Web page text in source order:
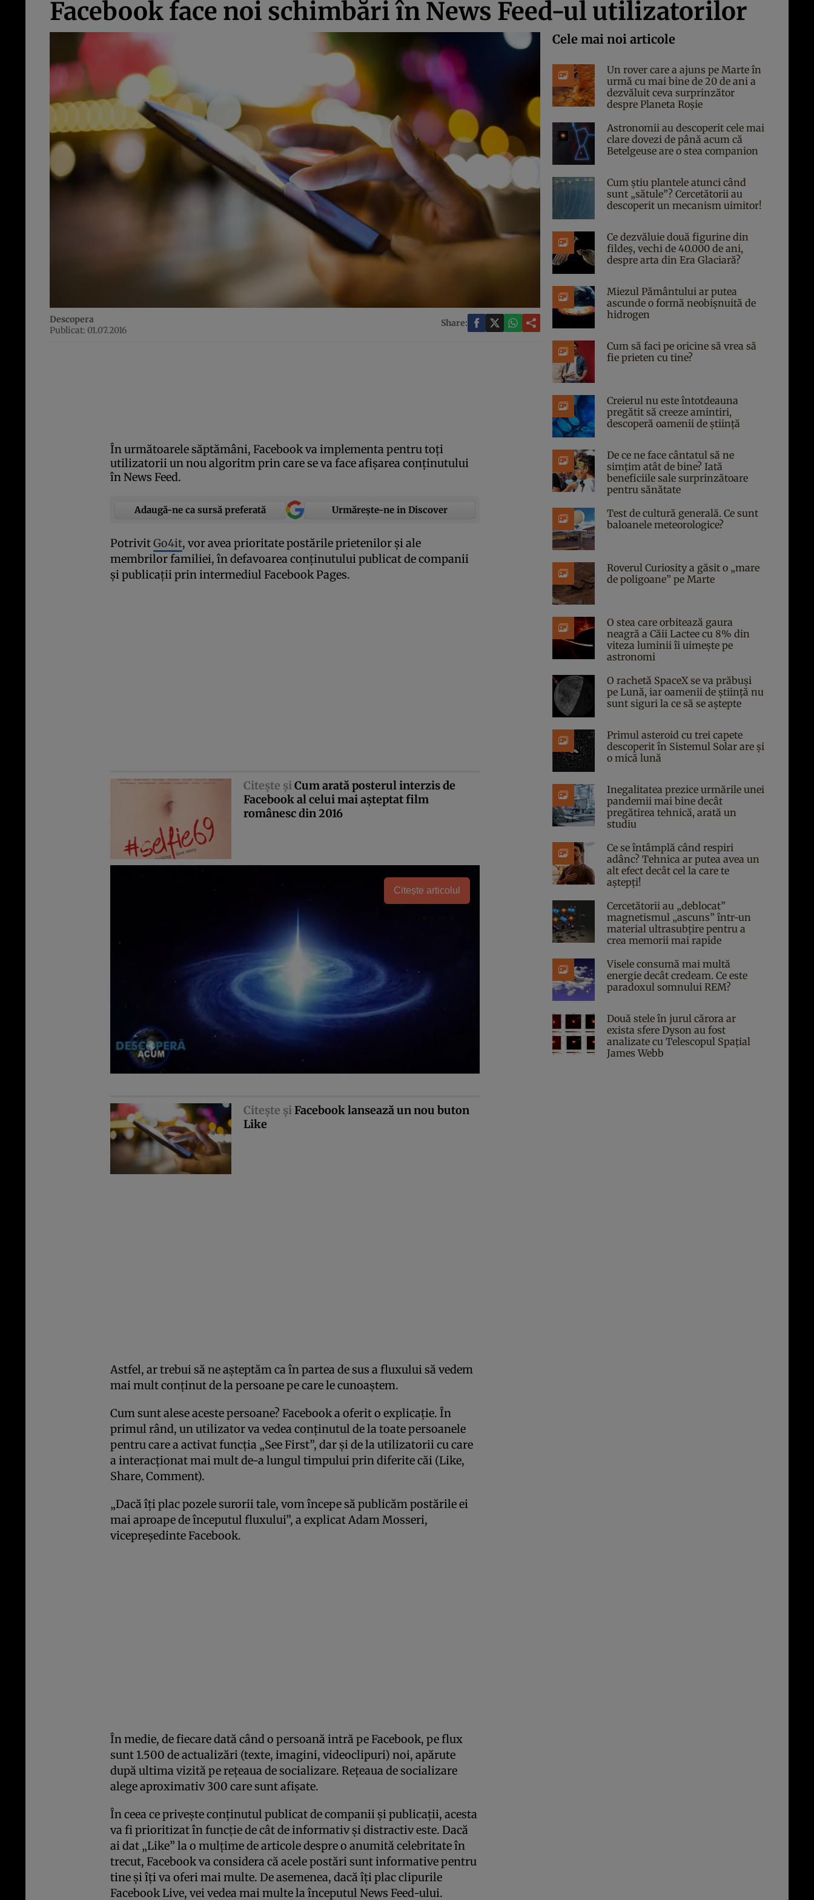
Facebook face noi schimbări în News Feed-ul utilizatorilor
Descopera
Publicat: 01.07.2016
Share:
În următoarele săptămâni, Facebook va implementa pentru toţi
utilizatorii un nou algoritm prin care se va face afişarea conţinutului
în News Feed.
Adaugă-ne ca sursă preferată Urmărește-ne in Discover
PotrivitGo4it, vor avea prioritate postările prietenilor şi ale
membrilor familiei, în defavoarea conţinutului publicat de companii
şi publicaţii prin intermediul Facebook Pages.
Citeşte şiCum arată posterul interzis de
Facebook al celui mai aşteptat film
românesc din 2016
Citește articolul
Citeşte şiFacebook lansează un nou buton
Like
Astfel, ar trebui să ne aşteptăm ca în partea de sus a fluxului să vedem
mai mult conţinut de la persoane pe care le cunoaştem.
Cum sunt alese aceste persoane? Facebook a oferit o explicaţie. În
primul rând, un utilizator va vedea conţinutul de la toate persoanele
pentru care a activat funcţia „See First”, dar şi de la utilizatorii cu care
a interacţionat mai mult de-a lungul timpului prin diferite căi (Like,
Share, Comment).
„Dacă îţi plac pozele surorii tale, vom începe să publicăm postările ei
mai aproape de începutul fluxului”, a explicat Adam Mosseri,
vicepreşedinte Facebook.
În medie, de fiecare dată când o persoană intră pe Facebook, pe flux
sunt 1.500 de actualizări (texte, imagini, videoclipuri) noi, apărute
după ultima vizită pe reţeaua de socializare. Reţeaua de socializare
alege aproximativ 300 care sunt afişate.
În ceea ce priveşte conţinutul publicat de companii şi publicaţii, acesta
va fi prioritizat în funcţie de cât de informativ şi distractiv este. Dacă
ai dat „Like” la o mulţime de articole despre o anumită celebritate în
trecut, Facebook va considera că acele postări sunt informative pentru
tine şi îţi va oferi mai multe. De asemenea, dacă îţi plac clipurile
Facebook Live, vei vedea mai multe la începutul News Feed-ului.
Cele mai noi articole
Un rover care a ajuns pe Marte în
urmă cu mai bine de 20 de ani a
dezvăluit ceva surprinzător
despre Planeta Roșie
Astronomii au descoperit cele mai
clare dovezi de până acum că
Betelgeuse are o stea companion
Cum știu plantele atunci când
sunt „sătule”? Cercetătorii au
descoperit un mecanism uimitor!
Ce dezvăluie două figurine din
fildeș, vechi de 40.000 de ani,
despre arta din Era Glaciară?
Miezul Pământului ar putea
ascunde o formă neobișnuită de
hidrogen
Cum să faci pe oricine să vrea să
fie prieten cu tine?
Creierul nu este întotdeauna
pregătit să creeze amintiri,
descoperă oamenii de știință
De ce ne face cântatul să ne
simțim atât de bine? Iată
beneficiile sale surprinzătoare
pentru sănătate
Test de cultură generală. Ce sunt
baloanele meteorologice?
Roverul Curiosity a găsit o „mare
de poligoane” pe Marte
O stea care orbitează gaura
neagră a Căii Lactee cu 8% din
viteza luminii îi uimește pe
astronomi
O rachetă SpaceX se va prăbuși
pe Lună, iar oamenii de știință nu
sunt siguri la ce să se aștepte
Primul asteroid cu trei capete
descoperit în Sistemul Solar are și
o mică lună
Inegalitatea prezice urmările unei
pandemii mai bine decât
pregătirea tehnică, arată un
studiu
Ce se întâmplă când respiri
adânc? Tehnica ar putea avea un
alt efect decât cel la care te
aștepți!
Cercetătorii au „deblocat”
magnetismul „ascuns” într-un
material ultrasubțire pentru a
crea memorii mai rapide
Visele consumă mai multă
energie decât credeam. Ce este
paradoxul somnului REM?
Două stele în jurul cărora ar
exista sfere Dyson au fost
analizate cu Telescopul Spațial
James Webb